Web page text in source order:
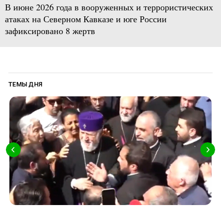
В июне 2026 года в вооруженных и террористических
атаках на Северном Кавказе и юге России
зафиксировано 8 жертв
ТЕМЫ ДНЯ